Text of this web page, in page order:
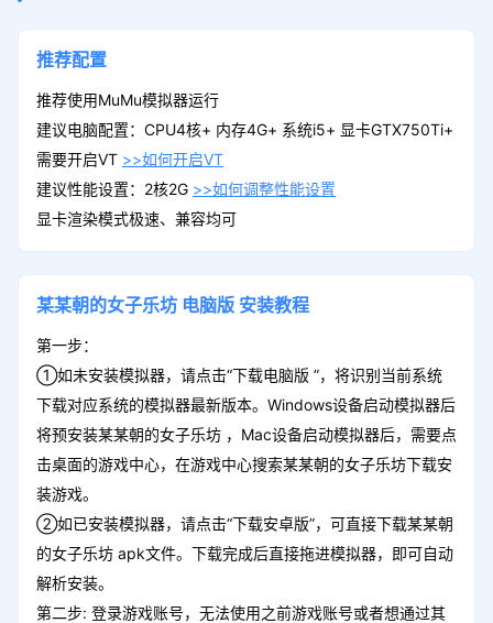
推荐配置
推荐使用MuMu模拟器运行
建议电脑配置：CPU4核+ 内存4G+ 系统i5+ 显卡GTX750Ti+
需要开启VT >>如何开启VT
建议性能设置：2核2G >>如何调整性能设置
显卡渲染模式极速、兼容均可
某某朝的女子乐坊 电脑版 安装教程
第一步：
①如未安装模拟器，请点击“下载电脑版 ”，将识别当前系统
下载对应系统的模拟器最新版本。Windows设备启动模拟器后
将预安装某某朝的女子乐坊 ，Mac设备启动模拟器后，需要点
击桌面的游戏中心，在游戏中心搜索某某朝的女子乐坊下载安
装游戏。
②如已安装模拟器，请点击“下载安卓版”，可直接下载某某朝
的女子乐坊 apk文件。下载完成后直接拖进模拟器，即可自动
解析安装。
第二步: 登录游戏账号，无法使用之前游戏账号或者想通过其